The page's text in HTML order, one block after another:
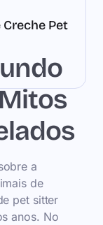
a
de
pet sitter
anos. No
Pet